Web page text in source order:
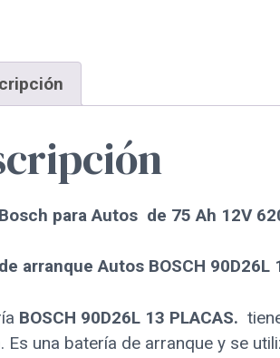
para Autos de 75 Ah 12V
arranque Autos BOSCH 90D26L
BOSCH 90D26L 13 PLACAS.
Es una batería de arranque y se